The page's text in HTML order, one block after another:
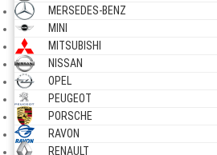
MERSEDES-BENZ
MINI
MITSUBISHI
NISSAN
OPEL
PEUGEOT
PORSCHE
RAVON
RENAULT